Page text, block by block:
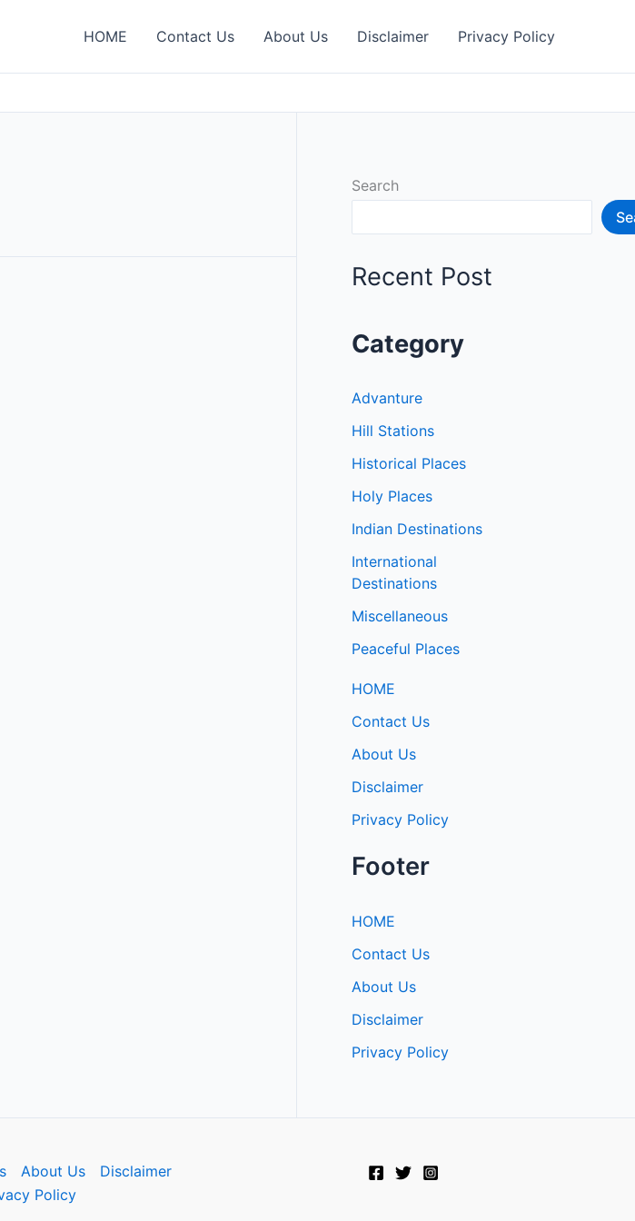
HOME Contact Us About Us Disclaimer Privacy Policy
Search
Recent Post
Category
Advanture
Hill Stations
Historical Places
Holy Places
Indian Destinations
International
Destinations
Miscellaneous
Peaceful Places
HOME
Contact Us
About Us
Disclaimer
Privacy Policy
Footer
HOME
Contact Us
About Us
Disclaimer
Privacy Policy
About Us
Disclaimer
Policy